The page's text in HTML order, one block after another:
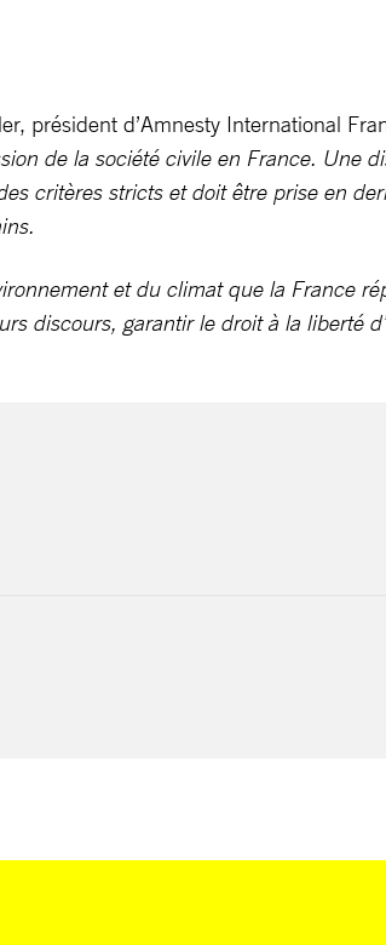
président d’Amnesty International
de la société civile en France. Une
critères stricts et doit être prise en
et du climat que la France
discours, garantir le droit à la liberté